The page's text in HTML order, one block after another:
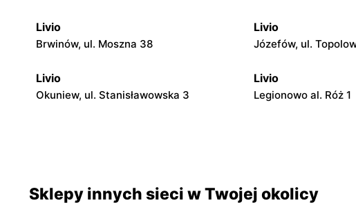
Livio
Brwinów, ul. Moszna 38
Livio
Józefów, ul.
Livio
Okuniew, ul. Stanisławowska 3
Livio
Legionowo al. Róż 1
Otwock, ul. Stefana Batorego 4
Karczew, ul. Ks. Bp.
Sklepy innych sieci w Twojej okolicy